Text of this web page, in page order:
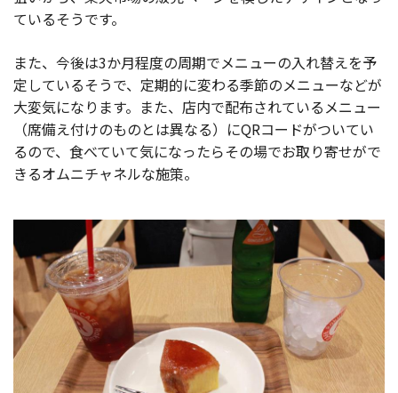
ているそうです。
また、今後は3か月程度の周期でメニューの入れ替えを予
定しているそうで、定期的に変わる季節のメニューなどが
大変気になります。また、店内で配布されているメニュー
（席備え付けのものとは異なる）にQRコードがついてい
るので、食べていて気になったらその場でお取り寄せがで
きるオムニチャネルな施策。